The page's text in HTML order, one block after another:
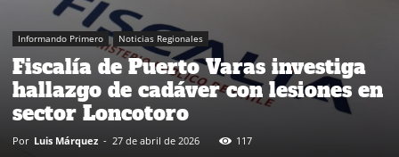
Informando Primero Noticias Regionales
Fiscalía de Puerto Varas investiga
hallazgo de cadáver con lesiones en
sector Loncotoro
Por Luis Márquez - 27 de abril de 2026 117